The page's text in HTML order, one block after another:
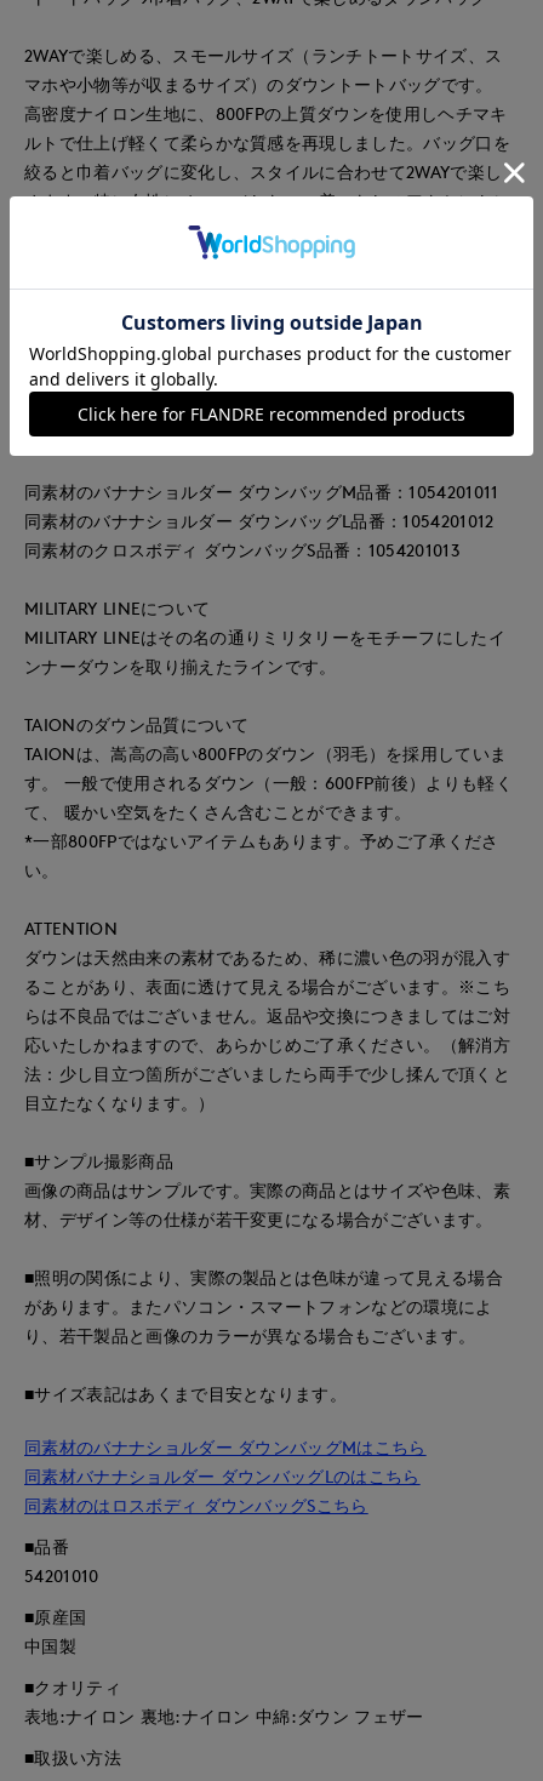
2WAYで楽しめる、スモールサイズ（ランチトートサイズ、ス
マホや小物等が収まるサイズ）のダウントートバッグです。
高密度ナイロン生地に、800FPの上質ダウンを使用しヘチマキ
ルトで仕上げ軽くて柔らかな質感を再現しました。バッグ口を
絞ると巾着バッグに変化し、スタイルに合わせて2WAYで楽し
めます。特に女性にオススメしたい、着こなしのアクセントに
も使えるバッグです。
・2WAY仕様（トートバッグ／ストリングバッグ）の商品で
・柔らかく張りのある高密度生地を使用しています。
・800FPの上質なダウンを使用しています。
・バッグ口の紐を絞ることでストリングバッグになります。
※男女兼用です。
同素材のバナナショルダー ダウンバッグM品番：1054201011
同素材のバナナショルダー ダウンバッグL品番：1054201012
同素材のクロスボディ ダウンバッグS品番：1054201013
MILITARY LINEについて
MILITARY LINEはその名の通りミリタリーをモチーフにしたイ
ンナーダウンを取り揃えたラインです。
TAIONのダウン品質について
TAIONは、嵩高の高い800FPのダウン（羽毛）を採用していま
す。 一般で使用されるダウン（一般：600FP前後）よりも軽く
て、 暖かい空気をたくさん含むことができます。
*一部800FPではないアイテムもあります。予めご了承くださ
い。
ATTENTION
ダウンは天然由来の素材であるため、稀に濃い色の羽が混入す
ることがあり、表面に透けて見える場合がございます。※こち
らは不良品ではございません。返品や交換につきましてはご対
応いたしかねますので、あらかじめご了承ください。（解消方
法：少し目立つ箇所がございましたら両手で少し揉んで頂くと
目立たなくなります。）
■サンプル撮影商品
画像の商品はサンプルです。実際の商品とはサイズや色味、素
材、デザイン等の仕様が若干変更になる場合がございます。
■照明の関係により、実際の製品とは色味が違って見える場合
があります。またパソコン・スマートフォンなどの環境によ
り、若干製品と画像のカラーが異なる場合もございます。
■サイズ表記はあくまで目安となります。
同素材のバナナショルダー ダウンバッグMはこちら
同素材バナナショルダー ダウンバッグLのはこちら
同素材のはロスボディ ダウンバッグSこちら
■品番
54201010
■原産国
中国製
■クオリティ
表地:ナイロン 裏地:ナイロン 中綿:ダウン フェザー
■取扱い方法